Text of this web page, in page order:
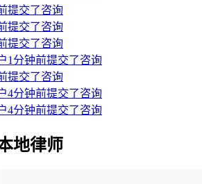
提交了咨询
提交了咨询
提交了咨询
1分钟前提交了咨询
提交了咨询
4分钟前提交了咨询
4分钟前提交了咨询
地律师